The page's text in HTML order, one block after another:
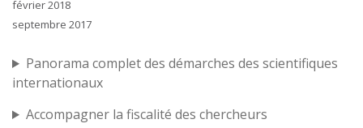
février 2018
septembre 2017
Panorama complet des démarches des scientifiques
internationaux
Accompagner la fiscalité des chercheurs